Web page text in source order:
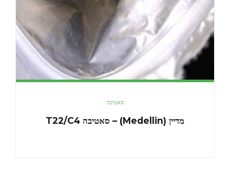
סאטיבה
מדיין (Medellin) – סאטיבה T22/C4